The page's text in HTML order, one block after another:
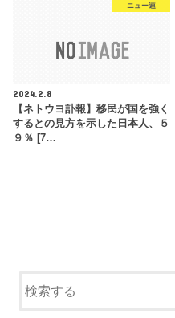
ニュー速
2024.2.8
【ネトウヨ訃報】移民が国を強く
するとの見方を示した日本人、５
９％ [7…